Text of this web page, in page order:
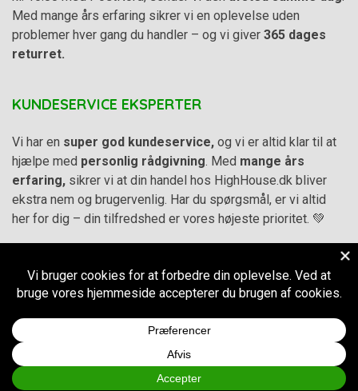
Med mange års erfaring sikrer vi en oplevelse uden
problemer hver gang du handler – og vi giver 365 dages
returret.
KUNDESERVICE EKSPERTER
Vi har en super god kundeservice, og vi er altid klar til at
hjælpe med personlig rådgivning . Med mange års
erfaring, sikrer vi at din handel hos HighHouse.dk bliver
ekstra nem og brugervenlig. Har du spørgsmål, er vi altid
her for dig – din tilfredshed er vores højeste prioritet. 💚
Handelsbetingelser–
Cookie- og privatlivspolitik
HighHouse.dk